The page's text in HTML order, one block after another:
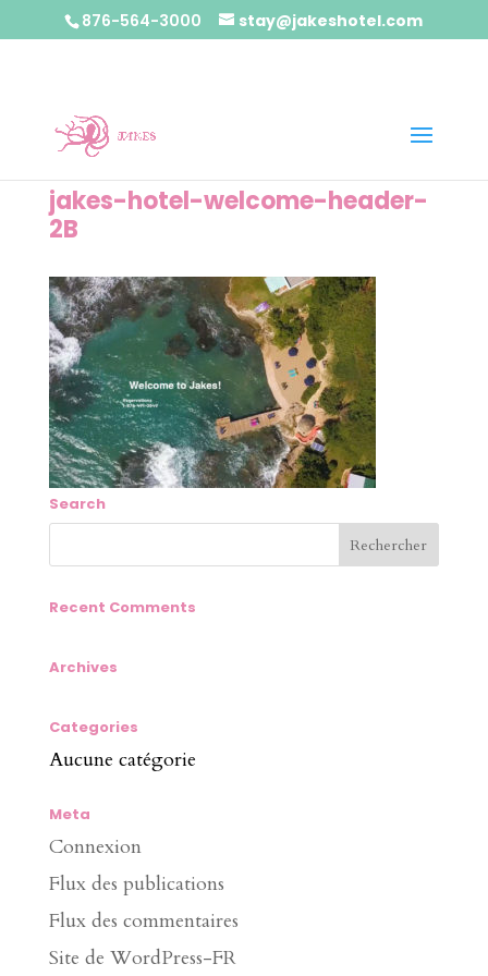
876-564-3000 stay@jakeshotel.com
jakes-hotel-welcome-header-
2B
Search
Recent Comments
Archives
Categories
Aucune catégorie
Meta
Connexion
Flux des publications
Flux des commentaires
Site de WordPress-FR